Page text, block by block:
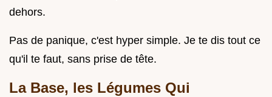
dehors.
Pas de panique, c'est hyper simple. Je te dis tout ce
qu'il te faut, sans prise de tête.
La Base, les Légumes Qui